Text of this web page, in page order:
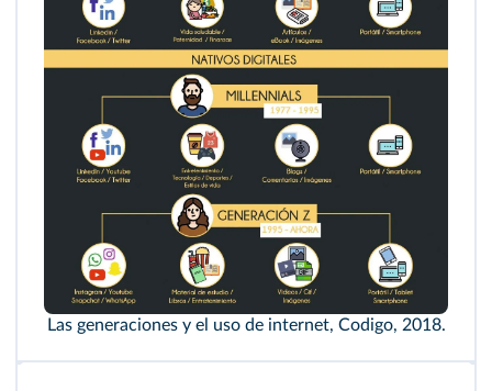
Las generaciones y el uso de internet, Codigo, 2018.